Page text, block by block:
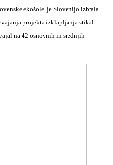
ekošole, je Slovenijo izbrala
projekta izklapljanja stikal.
na 42 osnovnih in srednjih